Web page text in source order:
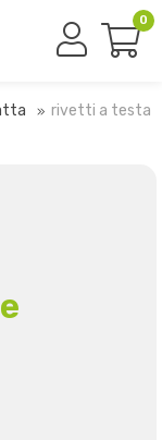
0
rivetti a testa